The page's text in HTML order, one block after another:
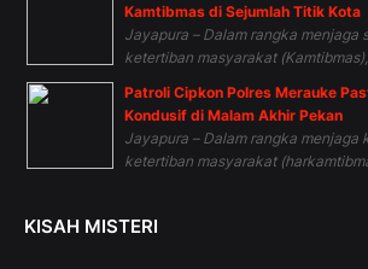
Kamtibmas di Sejumlah Titik Kota
Jayapura – Dalam rangka menjaga
ketertiban masyarakat
Patroli Cipkon Polres Merauke
Kondusif di Malam Akhir Pekan
Jayapura – Dalam rangka menjaga
ketertiban masyarakat
KISAH MISTERI